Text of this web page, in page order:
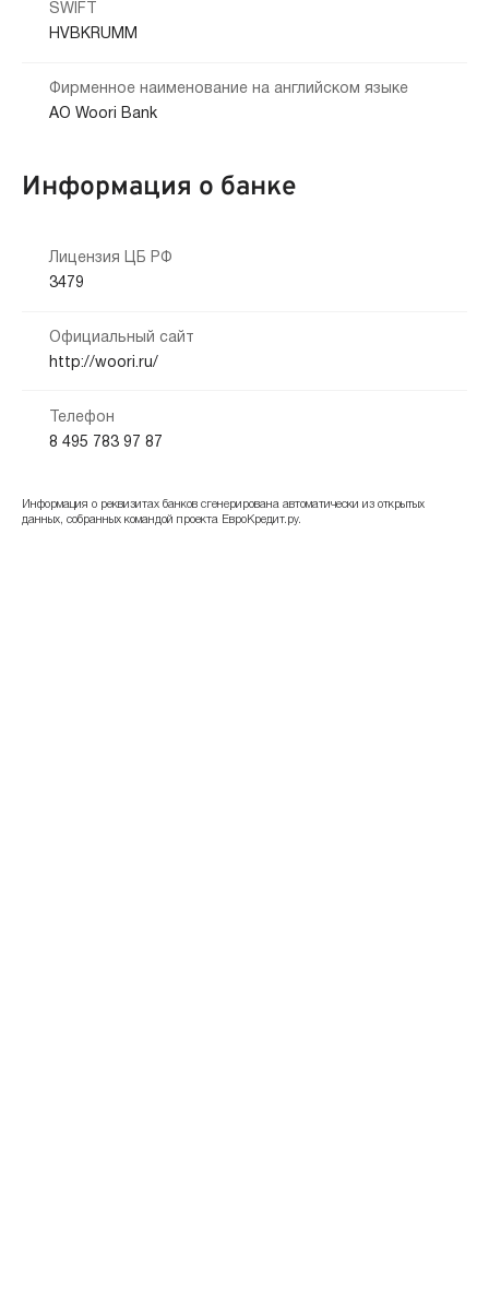
SWIFT
HVBKRUMM
Фирменное наименование на английском языке
AO Woori Bank
Информация о банке
Лицензия ЦБ РФ
3479
Официальный сайт
http://woori.ru/
Телефон
8 495 783 97 87
Информация о реквизитах банков сгенерирована автоматически из открытых
данных, собранных командой проекта ЕвроКредит.ру.